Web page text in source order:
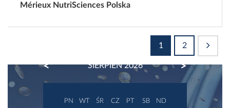
Mérieux NutriSciences Polska
1 2
SIERPIEŃ 2026
PREVIOUS NEXT
PN WT ŚR CZ PT SB ND